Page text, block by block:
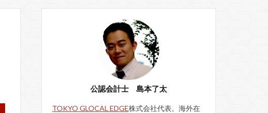
公認会計士 島本了太
TOKYO GLOCAL EDGE株式会社代表。海外在